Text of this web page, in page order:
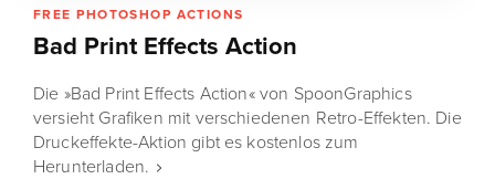
FREE PHOTOSHOP ACTIONS
Bad Print Effects Action
Die »Bad Print Effects Action« von SpoonGraphics
versieht Grafiken mit verschiedenen Retro-Effekten. Die
Druckeffekte-Aktion gibt es kostenlos zum
Herunterladen.